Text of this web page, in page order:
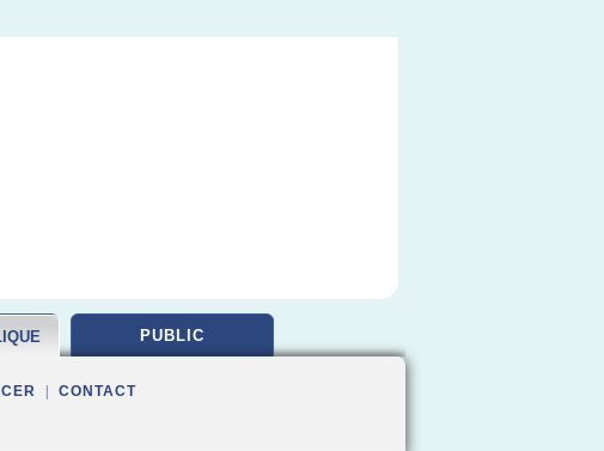
PUBLIC
CONTACT